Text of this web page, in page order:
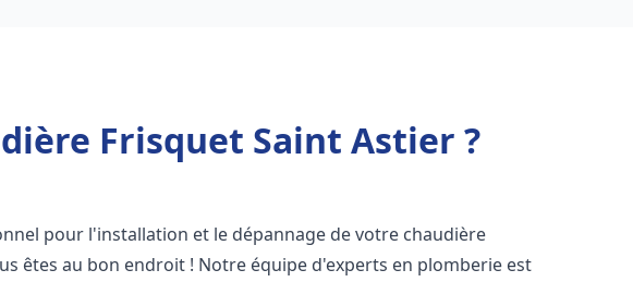
Frisquet Saint Astier ?
pour l'installation et le dépannage de votre chaudière
êtes au bon endroit ! Notre équipe d'experts en plomberie est